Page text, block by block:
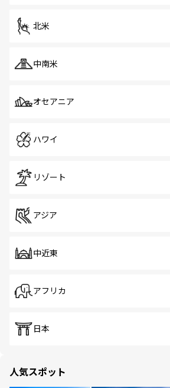
北米
中南米
オセアニア
ハワイ
リゾート
アジア
中近東
アフリカ
日本
人気スポット